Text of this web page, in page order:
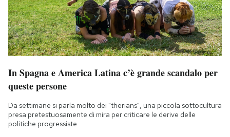
In Spagna e America Latina c’è grande scandalo per
queste persone
Da settimane si parla molto dei "therians", una piccola sottocultura
presa pretestuosamente di mira per criticare le derive delle
politiche progressiste